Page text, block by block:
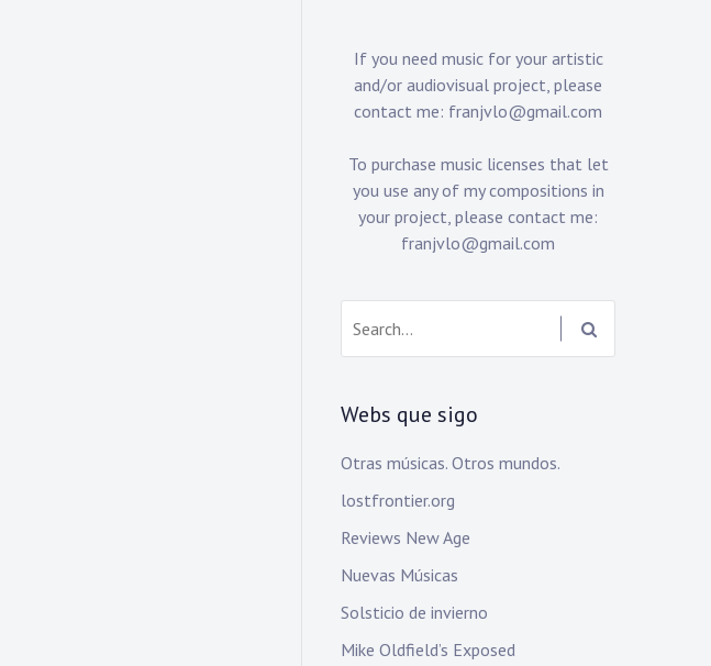
If you need music for your artistic
and/or audiovisual project, please
contact me: franjvlo@gmail.com
To purchase music licenses that let
you use any of my compositions in
your project, please contact me:
franjvlo@gmail.com
Webs que sigo
Otras músicas. Otros mundos.
lostfrontier.org
Reviews New Age
Nuevas Músicas
Solsticio de invierno
Mike Oldfield’s Exposed